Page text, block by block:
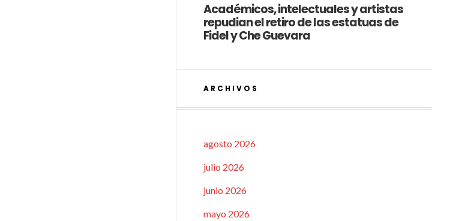
Académicos, intelectuales y artistas
repudian el retiro de las estatuas de
Fidel y Che Guevara
ARCHIVOS
agosto 2026
julio 2026
junio 2026
mayo 2026